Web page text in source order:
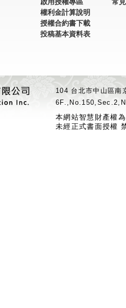
啟用授權專區
權利金計算說明
授權合約書下載
投稿基本資料表
常
104 台北市中山區
本網站智慧財產權
未經正式書面授權